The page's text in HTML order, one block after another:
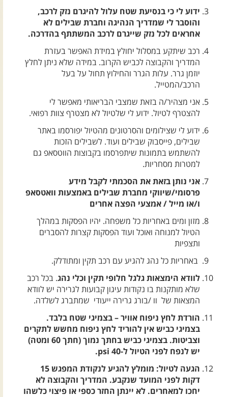
ידוע לי כי בנסיעת שטח עלול להיגרם נזק לרכב,
והוסבר לי שמדריך הנהיגה וחברת שבילים לא
אחראים לכל נזק שייגרם לרכב המשתתף בהדרכה.
רכב שיתקע במסלול יחולץ במידת האפשר בעזרת
המדריך והקבוצה לכביש הקרוב. במידה שלא ניתן לחלץ
יוזמן גרר. עלות הגרר והחילוץ תחול על בעל
הרכב/המטייל.
אני מצהיר/ה בזאת שמצבי הבריאותי מאפשר לי
להצטרף לטיול. ידוע לי שלטיול לא מצטרף צוות רפואי.
ידוע לי שצילומים והסרטונים מהטיול יפורסמו באתר
שבילים, פייסבוק שבילים ועוד. לשבילים הזכות
להשתמש בתמונות שיתפרסמו בקבוצות הווטסאפ גם
למטרות מסחריות.
אני נותן בזאת את הסכמתי לקבל מידע
פרסומי/שיווקי מחברת שבילים באמצעות וואטסאפ
ו/או מייל / אמצעי הפצה אחרים
מזון ומים באחריות כל משפחה. יהיו הפסקות במהלך
הטיול למנוחה ואוכל ועוד הפסקות קצרות להסברים
ותצפיות
באחריות כל נהג להגיע עם רכב תקין ומתודלק.
לוודא הימצאות גלגל חלופי תקין וכלי נהג. בכל רכב
שלא מותקנות בו נקודות עיגון קבועות לגרירה יש לוודא
המצאות של וו /בורג גרירה ייעודי שמתברג לשלדה.
הורדת לחץ ניפוח אוויר – בצמיגי שטח בלבד.
בצמיגי כביש אין להוריד לחץ ניפוח מחשש לתקרים
וצביטות. בצמיגי כביש בחתך נמוך (חתך 60 ומטה)
יש לנפח לפני הטיול ל-40 psi.
הגעה לטיול: מומלץ להגיע לנקודת המפגש 15
דקות לפני המועד שנקבע. המדריך והקבוצה לא
יחכו למאחרים. לא יינתן החזר כספי או פיצוי כלשהו